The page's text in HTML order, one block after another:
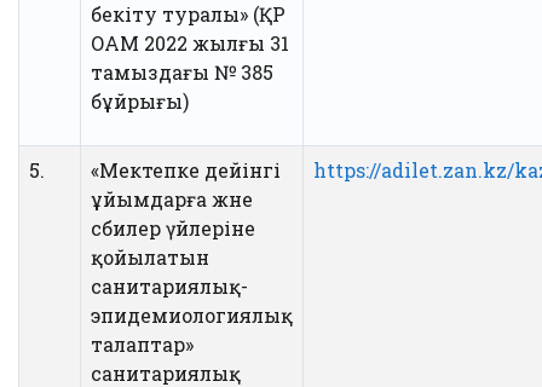
бекіту туралы» (ҚР
ОАМ 2022 жылғы 31
тамыздағы № 385
бұйрығы)
5.
«Мектепке дейінгі
ұйымдарға және
сәбилер үйлеріне
қойылатын
санитариялық-
эпидемиологиялық
талаптар»
санитариялық
https://adilet.zan.kz/